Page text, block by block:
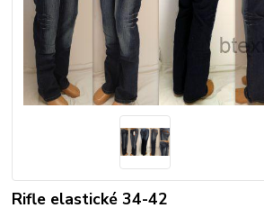
Rifle elastické 34-42